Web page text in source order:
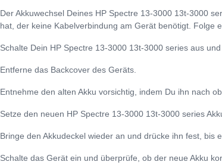
Der Akkuwechsel Deines HP Spectre 13-3000 13t-3000
hat, der keine Kabelverbindung am Gerät benötigt. Folge
Schalte Dein HP Spectre 13-3000 13t-3000 series aus
Entferne das Backcover des Geräts.
Entnehme den alten Akku vorsichtig, indem Du ihn nach
Setze den neuen HP Spectre 13-3000 13t-3000 series
Bringe den Akkudeckel wieder an und drücke ihn fest, bis
Schalte das Gerät ein und überprüfe, ob der neue Akku